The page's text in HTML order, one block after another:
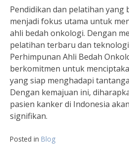
Pendidikan dan pelatihan yang
menjadi fokus utama untuk
ahli bedah onkologi. Dengan
pelatihan terbaru dan
Perhimpunan Ahli Bedah
berkomitmen untuk
yang siap menghadapi
Dengan kemajuan ini,
pasien kanker di Indonesia
signifikan.
Posted in Blog